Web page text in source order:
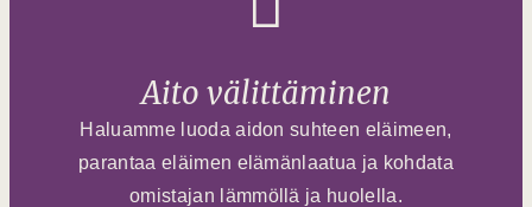
Aito välittäminen
Haluamme luoda aidon suhteen eläimeen,
parantaa eläimen elämänlaatua ja kohdata
omistajan lämmöllä ja huolella.